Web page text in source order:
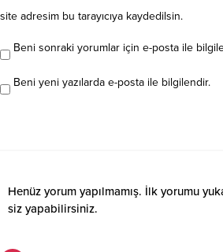
site adresim bu tarayıcıya kaydedilsin.
Beni sonraki yorumlar için e-posta ile
Beni yeni yazılarda e-posta ile bilgilendir.
Henüz yorum yapılmamış. İlk yorumu
siz yapabilirsiniz.